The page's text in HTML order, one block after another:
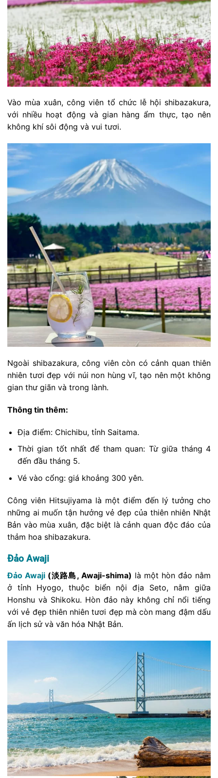
Vào mùa xuân, công viên tổ chức lễ hội shibazakura,
với nhiều hoạt động và gian hàng ẩm thực, tạo nên
không khí sôi động và vui tươi.
Ngoài shibazakura, công viên còn có cảnh quan thiên
nhiên tươi đẹp với núi non hùng vĩ, tạo nên một không
gian thư giãn và trong lành.
Thông tin thêm:
Địa điểm: Chichibu, tỉnh Saitama.
Thời gian tốt nhất để tham quan: Từ giữa tháng 4
đến đầu tháng 5.
Vé vào cổng: giá khoảng 300 yên.
Công viên Hitsujiyama là một điểm đến lý tưởng cho
những ai muốn tận hưởng vẻ đẹp của thiên nhiên Nhật
Bản vào mùa xuân, đặc biệt là cảnh quan độc đáo của
thảm hoa shibazakura.
Đảo Awaji
Đảo Awaji (淡路島, Awaji-shima) là một hòn đảo nằm
ở tỉnh Hyogo, thuộc biển nội địa Seto, nằm giữa
Honshu và Shikoku. Hòn đảo này không chỉ nổi tiếng
với vẻ đẹp thiên nhiên tươi đẹp mà còn mang đậm dấu
ấn lịch sử và văn hóa Nhật Bản.